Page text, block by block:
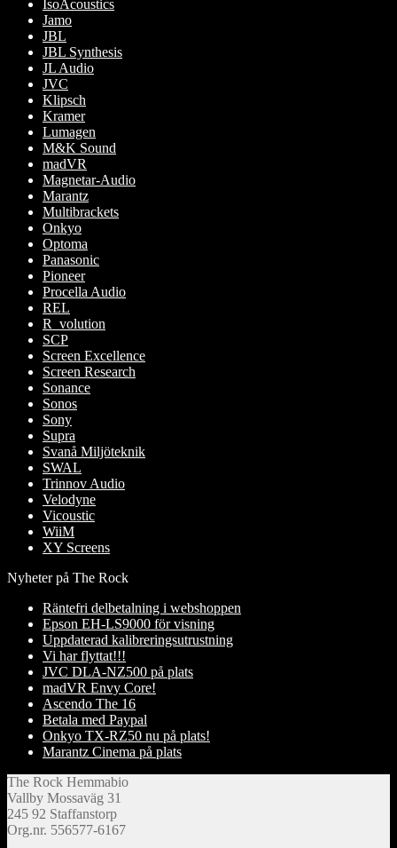
IsoAcoustics
Jamo
JBL
JBL Synthesis
JL Audio
JVC
Klipsch
Kramer
Lumagen
M&K Sound
madVR
Magnetar-Audio
Marantz
Multibrackets
Onkyo
Optoma
Panasonic
Pioneer
Procella Audio
REL
R_volution
SCP
Screen Excellence
Screen Research
Sonance
Sonos
Sony
Supra
Svanå Miljöteknik
SWAL
Trinnov Audio
Velodyne
Vicoustic
WiiM
XY Screens
Nyheter på The Rock
Räntefri delbetalning i webshoppen
Epson EH-LS9000 för visning
Uppdaterad kalibreringsutrustning
Vi har flyttat!!!
JVC DLA-NZ500 på plats
madVR Envy Core!
Ascendo The 16
Betala med Paypal
Onkyo TX-RZ50 nu på plats!
Marantz Cinema på plats
The Rock Hemmabio
Vallby Mossaväg 31
245 92 Staffanstorp
Org.nr. 556577-6167